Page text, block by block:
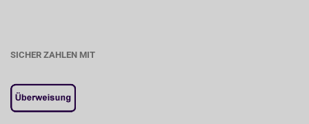
SICHER ZAHLEN MIT